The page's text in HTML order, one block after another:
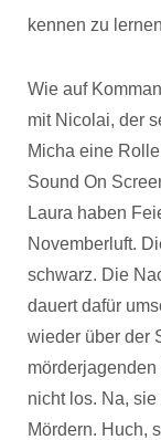
kennen zu
Wie auf
mit Nicolai, der
Micha eine
Sound On
Laura haben
Novemberluft.
schwarz. Die
dauert dafür
wieder über der
nicht los. Na,
Mördern. Huch,